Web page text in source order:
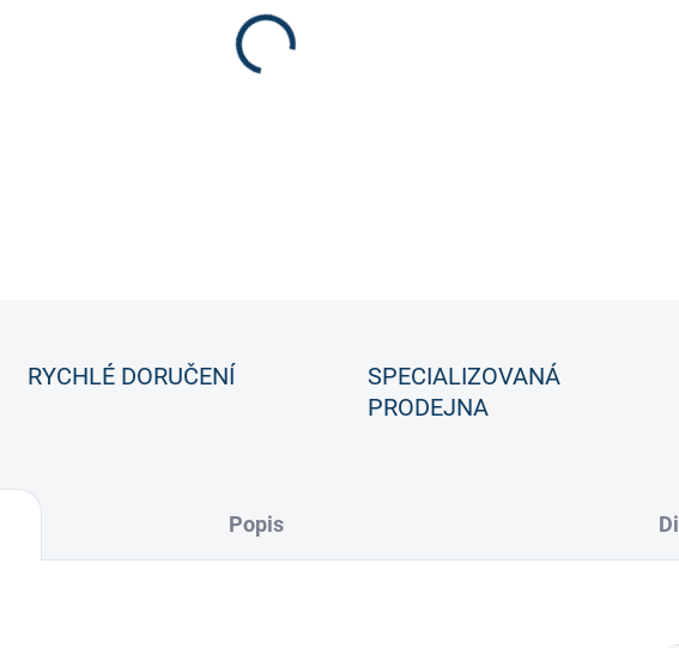
DETAILNÍ INFORMACE
RYCHLÉ DORUČENÍ
SPECIALIZOVANÁ
PRODEJNA
Popis